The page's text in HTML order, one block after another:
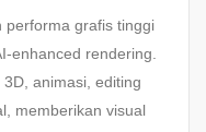
performa grafis tinggi
enhanced rendering.
animasi, editing
memberikan visual